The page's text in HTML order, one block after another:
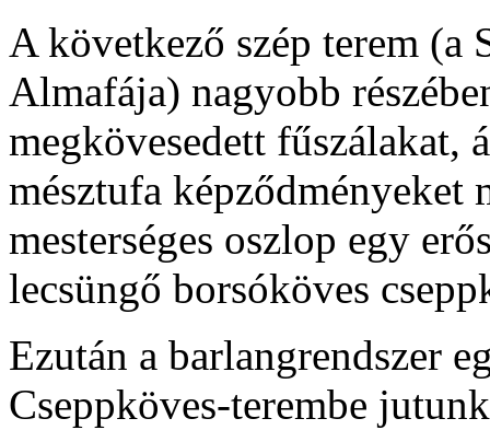
A következő szép terem (a
Almafája) nagyobb
megkövesedett fűszálakat,
mésztufa képződményeket
mesterséges oszlop egy
lecsüngő borsóköves
Ezután a barlangrendszer
Cseppköves-terembe